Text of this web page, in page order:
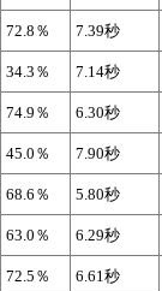
72.8％ 7.39秒
34.3％ 7.14秒
74.9％ 6.30秒
45.0％ 7.90秒
68.6％ 5.80秒
63.0％ 6.29秒
72.5％ 6.61秒